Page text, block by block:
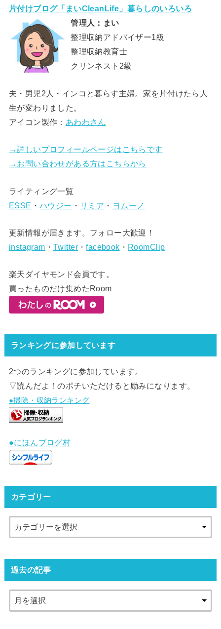
片付けブログ「まいCleanLife」暮らしのいろいろ
管理人：まい
整理収納アドバイザー1級
整理収納教育士
クリンネスト2級
夫・男児2人・インコと暮らす主婦。家を片付けたら人
生が変わりました。
アイコン製作： あわわさん
→詳しいプロフィールページはこちらです
→お問い合わせがある方はこちらから
ライティング一覧
ESSE ・ ハウジー ・ リミア ・ ヨムーノ
更新情報が届きます。フォロー大歓迎！
instagram ・Twitter・facebook ・ RoomClip
楽天ダイヤモンド会員です。
買ったものだけ集めたRoom
ランキングに参加しています
2つのランキングに参加しています。
▽読んだよ！のポチいただけると励みになります。
●掃除・収納ランキング
●にほんブログ村
カテゴリー
過去の記事